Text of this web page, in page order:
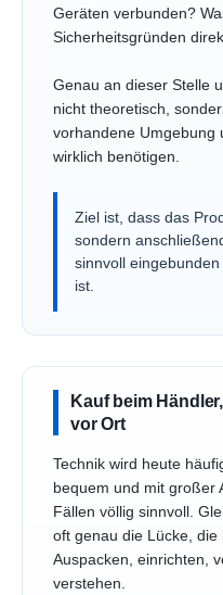
Geräten verbunden?
Sicherheitsgründen
Genau an dieser Stelle
nicht theoretisch,
vorhandene Umgebung
wirklich benötigen.
Ziel ist, dass das
sondern
sinnvoll
ist.
Kauf beim
vor Ort
Technik wird heute
bequem und mit großer
Fällen völlig sinnvoll.
oft genau die Lücke, die
Auspacken, einrichten,
verstehen.